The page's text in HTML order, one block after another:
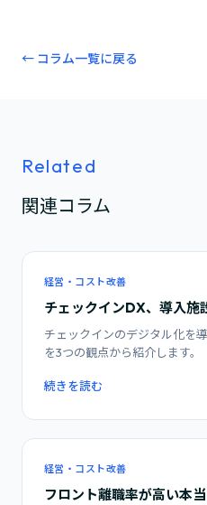
← コラム一覧に戻る
Related
関連コラム
経営・コスト改善
チェックインDX、導入施
チェックインのデジタル化を
を3つの観点から紹介します。
続きを読む
経営・コスト改善
フロント離職率が高い本